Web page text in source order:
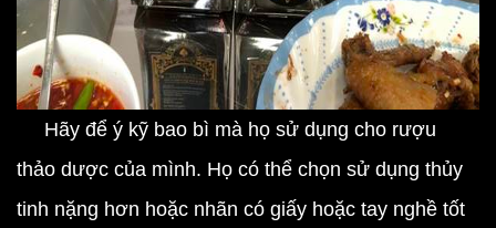
Hãy để ý kỹ bao bì mà họ sử dụng cho rượu
thảo dược của mình. Họ có thể chọn sử dụng thủy
tinh nặng hơn hoặc nhãn có giấy hoặc tay nghề tốt